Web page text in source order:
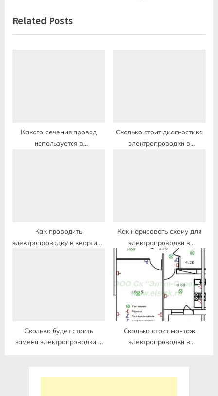
o
u
t
P
Related Posts
Какого сечения провод
используется в
Сколько стоит диагностика
электропроводки в
Как проводить
электропроводку в квартире
Как нарисовать схему для
электропроводки в
квартире
Сколько будет стоить
замена электропроводки в
Сколько стоит монтаж
электропроводки в